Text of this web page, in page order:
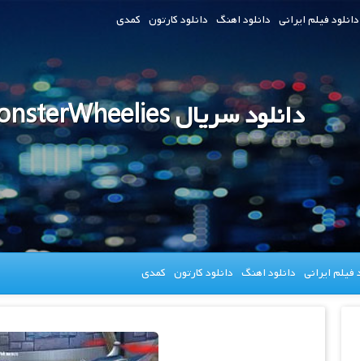
دانلود فیلم ایرانی دانلود اهنگ دانلود کارتون کمدی
دانلود سریال Mighty MonsterWheelies
فیلم ایرانی دانلود اهنگ دانلود کارتون کمدی